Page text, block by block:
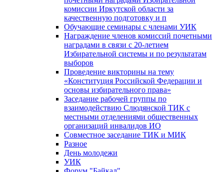
комиссии Иркутской области за
качественную подготовку и п
Обучающие семинары с членами УИК
Награждение членов комиссий почетными
наградами в связи с 20-летием
Избирательной системы и по результатам
выборов
Проведение викторины на тему
«Конституция Российской Федерации и
основы избирательного права»
Заседание рабочей группы по
взаимодействию Слюдянской ТИК с
местными отделениями общественных
организаций инвалидов ИО
Совместное заседание ТИК и МИК
Разное
День молодежи
УИК